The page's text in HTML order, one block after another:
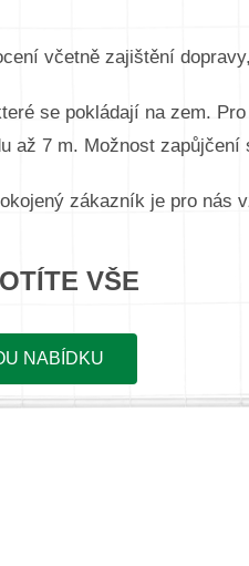
včetně zajištění
se pokládají na zem.
až 7 m. Možnost
zákazník je pro nás
VŠE
NABÍDKU